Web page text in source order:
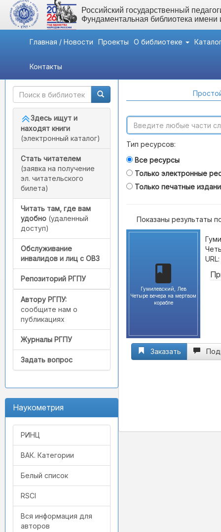
Российский государственный
Фундаментальная библиотека
Главная / Новости Проекты О библиотеке
Контакты
Быстрый доступ
Здесь ищут и
находят книги
(электронный каталог)
Стать читателем
(заявка на получение
эл. читательского
билета)
Читать там, где вам
удобно (удаленный
доступ)
Обслуживание
инвалидов и лиц с ОВЗ
Репозиторий РГПУ
Автору РГПУ:
сообщите нам о
публикациях
Журналы РГПУ
Задать вопрос
Наукометрия
РИНЦ
ВАК. Категории
Белый список
RSCI
Вся информация для
авторов
Тип ресурсов:
Все ресурсы
Только электронные
Только печатные
Показаны результаты
Гумилевский, Лев
Четыре вечера на мертвом
корабле
URL:
Заказать